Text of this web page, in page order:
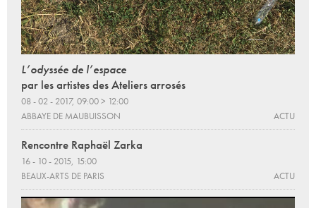
L’odyssée de l’espace
par les artistes des Ateliers arrosés
08 - 02 - 2017, 09:00 > 12:00
ABBAYE DE MAUBUISSON
ACTU
Rencontre Raphaël Zarka
16 - 10 - 2015, 15:00
BEAUX-ARTS DE PARIS
ACTU